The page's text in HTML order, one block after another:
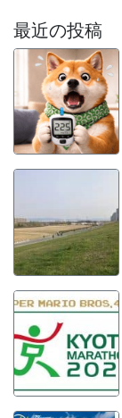
最近の投稿